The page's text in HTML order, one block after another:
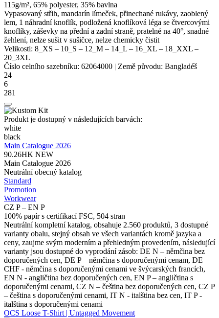
115g/m², 65% polyester, 35% bavlna
Vypasovaný střih, mandarín límeček, přinechané rukávy, zaoblený
lem, 1 náhradní knoflík, podložená knoflíková léga se čtvercovými
knoflíky, záševky na přední a zadní straně, pratelné na 40°, snadné
žehlení, nelze sušit v sušičce, nelze chemicky čistit
Velikosti: 8_XS – 10_S – 12_M – 14_L – 16_XL – 18_XXL –
20_3XL
Číslo celního sazebníku: 62064000 | Země původu: Bangladéš
24
6
281
Produkt je dostupný v následujících barvách:
white
black
Main Catalogue 2026
90.26HK NEW
Main Catalogue 2026
Neutrální obecný katalog
Standard
Promotion
Workwear
CZ P – EN P
100% papír s certifikací FSC, 504 stran
Neutrální kompletní katalog, obsahuje 2.560 produktů, 3 dostupné
varianty obalu, stejný obsah ve všech variantách kromě jazyka a
ceny, zaujme svým moderním a přehledným provedením, následující
varianty jsou dostupné do vyprodání zásob: DE N – němčina bez
doporučených cen, DE P – němčina s doporučenými cenam, DE
CHF - němčina s doporučenými cenami ve švýcarských francích,
EN N - angličtina bez doporučených cen, EN P – angličtina s
doporučenými cenami, CZ N – čeština bez doporučených cen, CZ P
– čeština s doporučenými cenami, IT N - italština bez cen, IT P -
italština s doporučenými cenami
OCS Loose T-Shirt | Untagged Movement